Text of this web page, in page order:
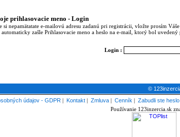
prihlasovacie meno - Login
si nepamätatate e-mailovú adresu zadanú pri registrácii, vložte prosím
automaticky zašle Prihlasovacie meno a heslo na e-mail, ktorý bol uvedený
Login :
©
údajov - GDPR | Kontakt | Zmluva | Cenník | Zabudli ste
Používanie 123inzercia.sk